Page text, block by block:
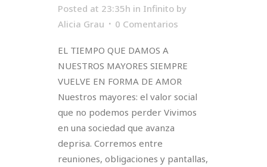
Posted at 23:35h in Infinito by
Alicia Grau
0 Comentarios
EL TIEMPO QUE DAMOS A
NUESTROS MAYORES SIEMPRE
VUELVE EN FORMA DE AMOR
Nuestros mayores: el valor social
que no podemos perder Vivimos
en una sociedad que avanza
deprisa. Corremos entre
reuniones, obligaciones y pantallas,